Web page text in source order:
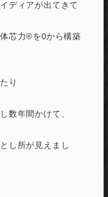
ディアが出てきて
芯力®︎を0から構築
り
数年間かけて、
し所が見えまし